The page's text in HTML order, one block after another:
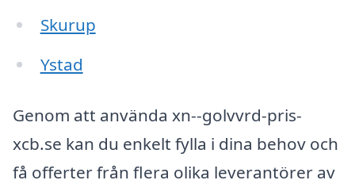
Skurup
Ystad
Genom att använda xn--golvvrd-pris-
xcb.se kan du enkelt fylla i dina behov och
få offerter från flera olika leverantörer av